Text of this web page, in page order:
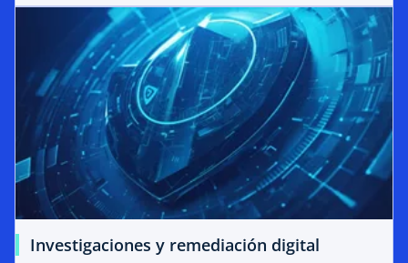
Investigaciones y remediación digital